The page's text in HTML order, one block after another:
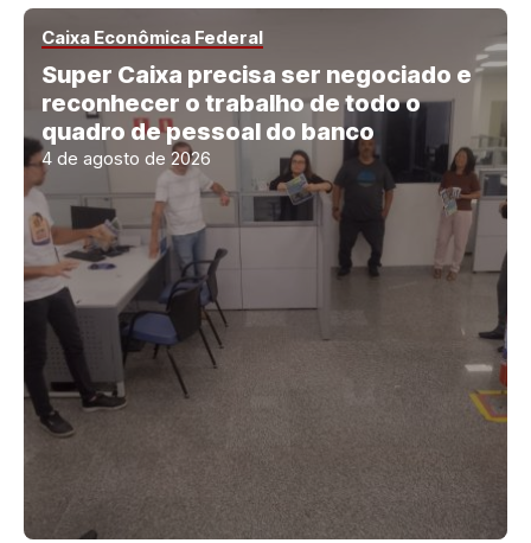
Caixa Econômica Federal
Super Caixa precisa ser negociado e
reconhecer o trabalho de todo o
quadro de pessoal do banco
4 de agosto de 2026